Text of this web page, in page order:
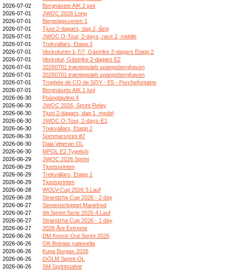
2026-07-02
Bergnäsets AIK 2 juni
2026-07-01
JWOC 2026 Long
2026-07-01
Bergslagsserien 1
2026-07-01
Tjust 2-dagars, dag 2, lång
2026-07-01
JWOC O-Tour, 2-days, race 2, middle
2026-07-01
Trekvällars, Etapp 3
2026-07-01
Veckoturen 1-7/7, Gästrike 2-dagars Etapp 2
2026-07-01
Veckotur, Gästrike 2-dagars E2
2026-07-01
20260701 træningsløb spangsberghaven
2026-07-01
20260701 træningsløb spangsberghaven
2026-07-01
Trophée de CO de SQY - E5 - Porchefontaine
2026-07-01
Bergnäsets AIK 1 juni
2026-06-30
Poängtävling 4
2026-06-30
JWOC 2026, Sprint Relay
2026-06-30
Tjust 2-dagars, dag 1, medel
2026-06-30
JWOC O-Tour, 2-days-E1
2026-06-30
Trekvällars, Etapp 2
2026-06-30
Sommarsprint #2
2026-06-30
Dala Veteran OL
2026-06-30
MPOL E2 Tygelsjö
2026-06-29
JWOC 2026 Sprint
2026-06-29
Tjustsprinten
2026-06-29
Trekvällars, Etapp 1
2026-06-29
Tjustsprinten
2026-06-28
WOLV-Cup 2026 3.Lauf
2026-06-28
Strandzha Cup 2026 - 2 day
2026-06-27
Semesterloppet Mariefred
2026-06-27
Wr.Sprint-Serie 2026 4.Lauf
2026-06-27
Strandzha Cup 2026 - 1 day
2026-06-27
2026 Åre Extreme
2026-06-26
DM Knock-Out Sprint 2026
2026-06-26
OK Botnias nationella
2026-06-26
Kupa Burgas 2026
2026-06-26
OÖLM Sprint-OL
2026-06-26
SM Sprintstafett